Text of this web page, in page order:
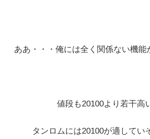
ああ・・・俺には全く関係ない機能
値段も20100より若干高
タンロムには20100が適してい